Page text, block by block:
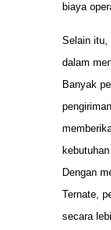
biaya
Selain itu,
dalam
Banyak
Dengan
Ternate,
secara